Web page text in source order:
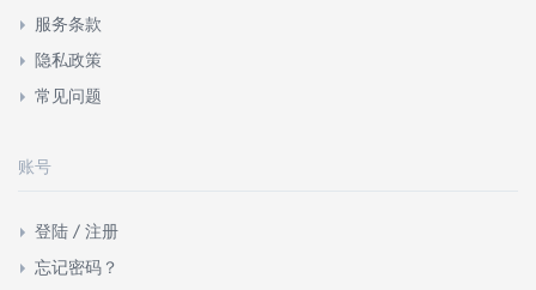
服务条款
隐私政策
常见问题
账号
登陆 / 注册
忘记密码？